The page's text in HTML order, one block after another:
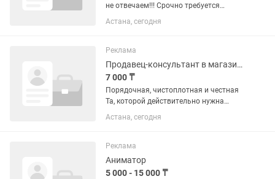
не отвечаем!!! Срочно требуется
парень-помощник продавца, со
знанием казахского языка на
Жиенкуловой 9) в бутик
электротоваров -...
Астана, сегодня
Реклама
Продавец-консультант в магазине одежды
7 000 ₸
Порядочная, чистоплотная и честная
Та, которой действительно нужна
работа Умеющая продавать (не просто
сидящая) Возраст от 30 лет На номер
краткую информацию о...
Астана, сегодня
Реклама
Аниматор
5 000 - 15 000 ₸